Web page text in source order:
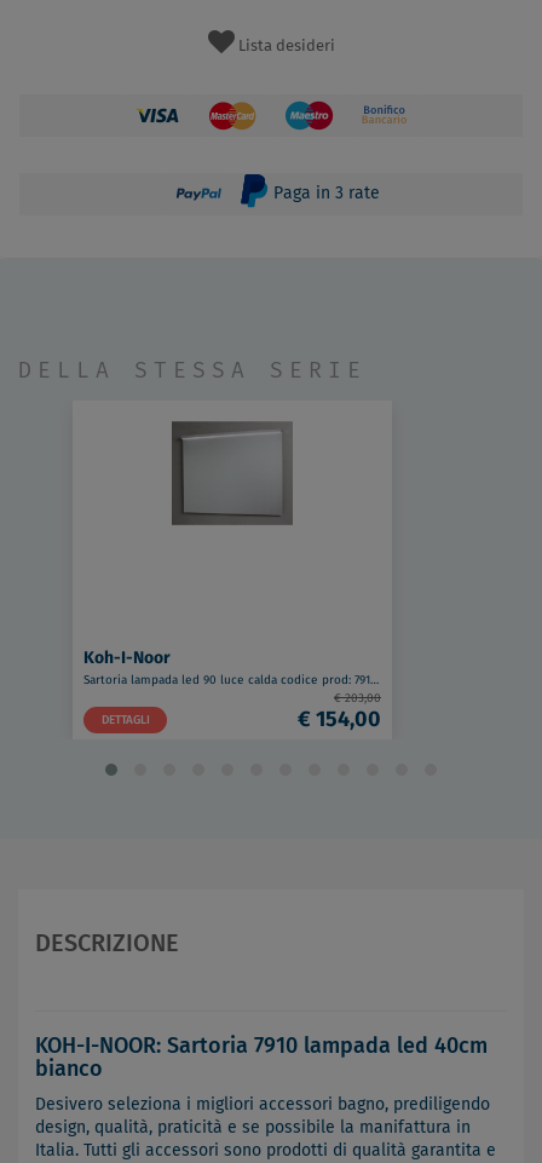
Lista desideri
Paga in 3 rate
DELLA STESSA SERIE
Koh-I-Noor
Sartoria lampada led 90 luce calda codice prod: 7915/CA
DETTAGLI
€ 203,00
€ 154,00
DESCRIZIONE
KOH-I-NOOR: Sartoria 7910 lampada led 40cm
bianco
Desivero seleziona i migliori accessori bagno, prediligendo
design, qualità, praticità e se possibile la manifattura in
Italia. Tutti gli accessori sono prodotti di qualità garantita e